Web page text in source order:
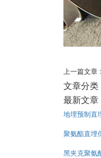
上一篇文章 :
文章分类
最新文章
地埋预制直
聚氨酯直埋
黑夹克聚氨